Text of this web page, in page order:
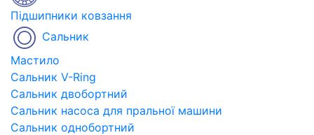
Підшипники ковзання
Сальник
Мастило
Сальник V-Ring
Сальник двобортний
Сальник насоса для пральної машини
Сальник однобортний